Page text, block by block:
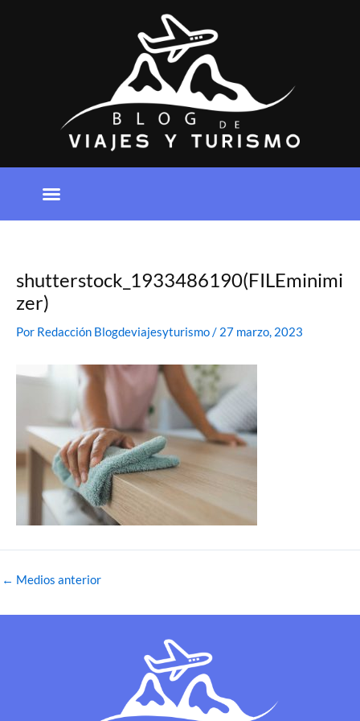
shutterstock_1933486190(FILEminimi
zer)
Por Redacción Blogdeviajesyturismo/ 27 marzo, 2023
← Medios anterior